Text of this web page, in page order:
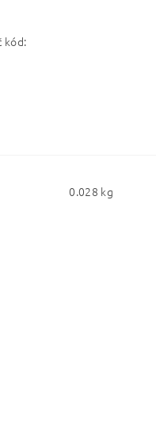
kód:
0.028 kg